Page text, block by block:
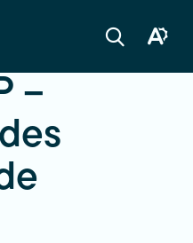
Ouvrir
Ouvrir
–